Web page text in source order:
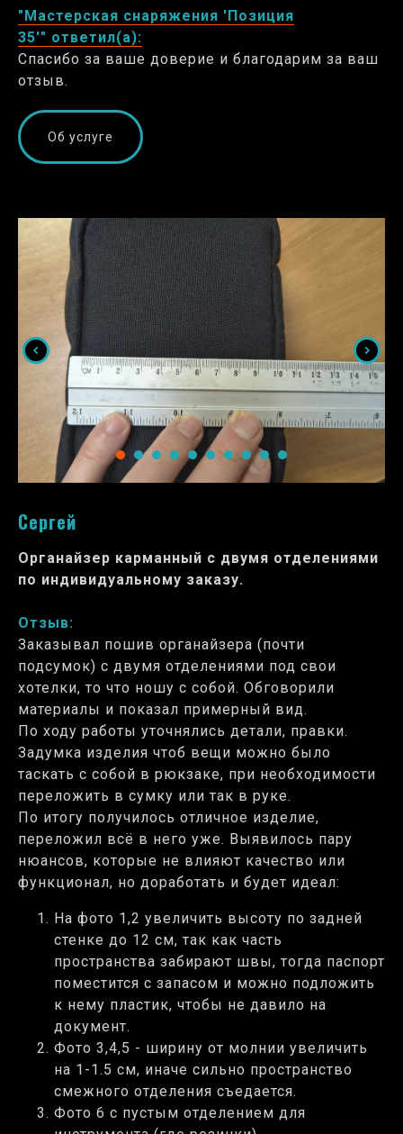
"Мастерская снаряжения 'Позиция
35'" ответил(а):
Спасибо за ваше доверие и благодарим за ваш
отзыв.
Об услуге
Сергей
Органайзер карманный с двумя отделениями
по индивидуальному заказу.
Отзыв:
Заказывал пошив органайзера (почти
подсумок) с двумя отделениями под свои
хотелки, то что ношу с собой. Обговорили
материалы и показал примерный вид.
По ходу работы уточнялись детали, правки.
Задумка изделия чтоб вещи можно было
таскать с собой в рюкзаке, при необходимости
переложить в сумку или так в руке.
По итогу получилось отличное изделие,
переложил всё в него уже. Выявилось пару
нюансов, которые не влияют качество или
функционал, но доработать и будет идеал:
На фото 1,2 увеличить высоту по задней
стенке до 12 см, так как часть
пространства забирают швы, тогда паспорт
поместится с запасом и можно подложить
к нему пластик, чтобы не давило на
документ.
Фото 3,4,5 - ширину от молнии увеличить
на 1-1.5 см, иначе сильно пространство
смежного отделения съедается.
Фото 6 с пустым отделением для